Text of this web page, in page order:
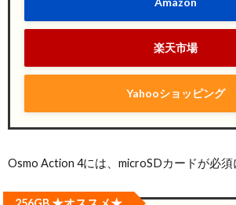
楽天市場
Yahooショッピング
Osmo Action 4には、microSDカードが必須